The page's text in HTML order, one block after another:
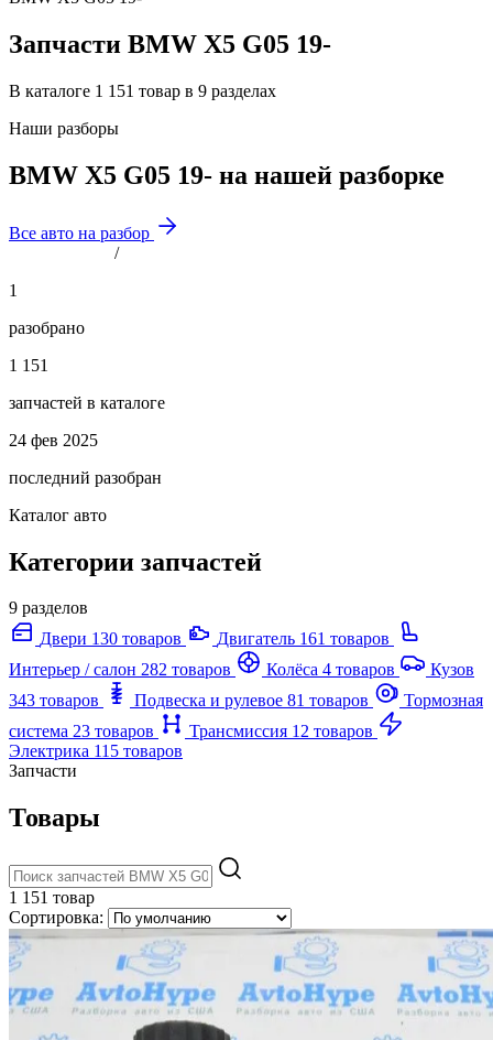
Запчасти BMW X5 G05 19-
В каталоге 1 151 товар в 9 разделах
Наши разборы
BMW X5 G05 19- на нашей разборке
Все авто на разбор
/
1
разобрано
1 151
запчастей в каталоге
24 фев 2025
последний разобран
Каталог авто
Категории запчастей
9 разделов
Двери 130 товаров Двигатель 161 товаров
Интерьер / салон 282 товаров Колёса 4 товаров
Кузов
343 товаров
Подвеска и рулевое 81 товаров
Тормозная
система 23 товаров Трансмиссия 12 товаров
Электрика 115 товаров
Запчасти
Товары
1 151 товар
Сортировка: